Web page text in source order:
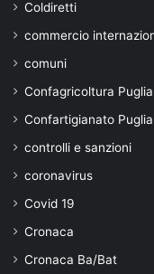
Coldiretti
commercio
comuni
Confagricoltura Puglia
Confartigianato Puglia
controlli e sanzioni
coronavirus
Covid 19
Cronaca
Cronaca Ba/Bat